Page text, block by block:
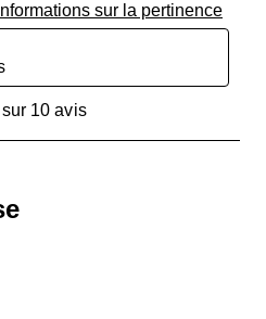
Informations sur la pertinence
10 avis